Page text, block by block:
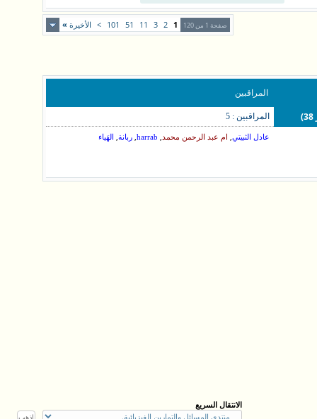
صفحة 1 من 120 1
2
3
11
51
101
> الأخيرة »
المراقبين
المراقبين : 5
عادل الثبيتي, ام عبد الرحمن محمد ,
harrab
, ربانة, الهَياء
الانتقال السريع